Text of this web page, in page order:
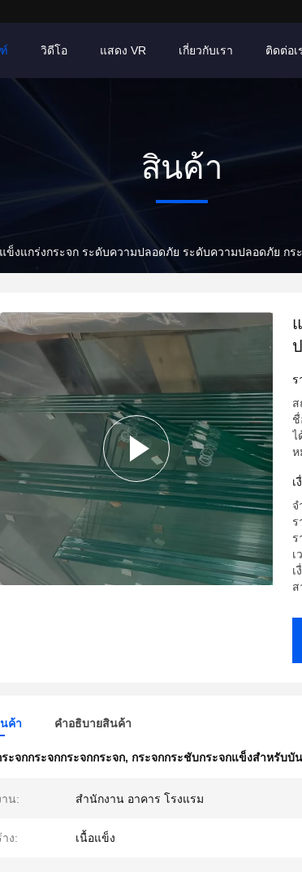
วิดีโอ แสดง VR เกี่ยวกับเรา ติดต่อเ
สินค้า
งแกร่งกระจก ระดับความปลอดภัย ระดับความปลอดภัย กระ
ร
ส
ชื่
ไ
ห
เ
ร
ร
เ
เ
ส
ค้า คําอธิบายสินค้า
ะจกกระจกกระจกกระจก, กระจกกระชับกระจกแข็งสําหรับบั
น: สํานักงาน อาคาร โรงแรม
ง: เนื้อแข็ง